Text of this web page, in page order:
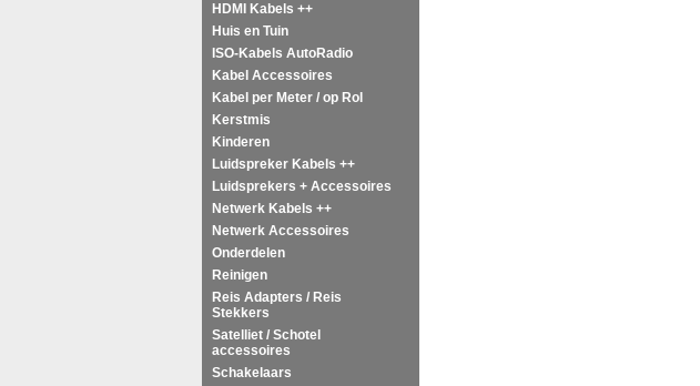
HDMI Kabels ++
Huis en Tuin
ISO-Kabels AutoRadio
Kabel Accessoires
Kabel per Meter / op Rol
Kerstmis
Kinderen
Luidspreker Kabels ++
Luidsprekers + Accessoires
Netwerk Kabels ++
Netwerk Accessoires
Onderdelen
Reinigen
Reis Adapters / Reis
Stekkers
Satelliet / Schotel
accessoires
Schakelaars